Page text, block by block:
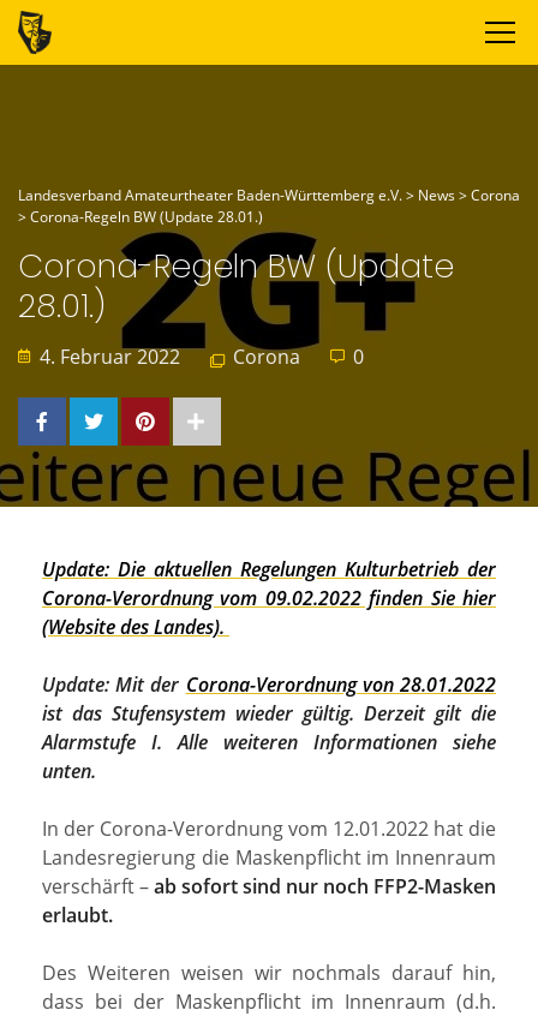
Landesverband Amateurtheater Baden-Württemberg e.V.> News>Corona
>Corona-Regeln BW (Update 28.01.)
Corona-Regeln BW (Update
28.01.)
4. Februar 2022 Corona 0
Update: Die aktuellen Regelungen Kulturbetrieb der
Corona-Verordnung vom 09.02.2022 finden Sie hier
(Website des Landes).
Update: Mit der Corona-Verordnung von 28.01.2022
ist das Stufensystem wieder gültig. Derzeit gilt die
Alarmstufe I. Alle weiteren Informationen siehe
unten.
In der Corona-Verordnung vom 12.01.2022 hat die
Landesregierung die Maskenpflicht im Innenraum
verschärft –ab sofort sind nur noch FFP2-Masken
erlaubt.
Des Weiteren weisen wir nochmals darauf hin,
dass bei der Maskenpflicht im Innenraum (d.h.